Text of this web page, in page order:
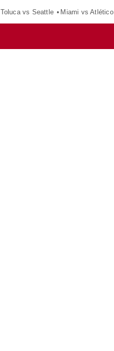
Toluca vs Seattle Miami vs Atlético